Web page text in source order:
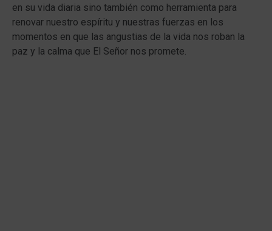
en su vida diaria sino también como herramienta para
renovar nuestro espíritu y nuestras fuerzas en los
momentos en que las angustias de la vida nos roban la
paz y la calma que El Señor nos promete.